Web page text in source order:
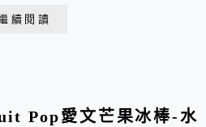
續閱讀
Pop愛文芒果冰棒-水